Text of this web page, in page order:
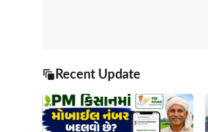
Recent Update